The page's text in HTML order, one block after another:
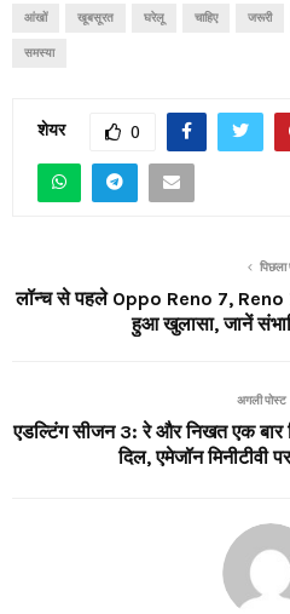
आंखों खूबसूरत घरेलू चाहिए जरूरी
समस्या
शेयर 0
पिछला
लॉन्च से पहले Oppo Reno 7, Reno
हुआ खुलासा, जानें
अगली पोस्ट
एडल्टिंग सीजन 3: रे और निखत एक बार
दिल, एमेजॉन मिनीटीवी